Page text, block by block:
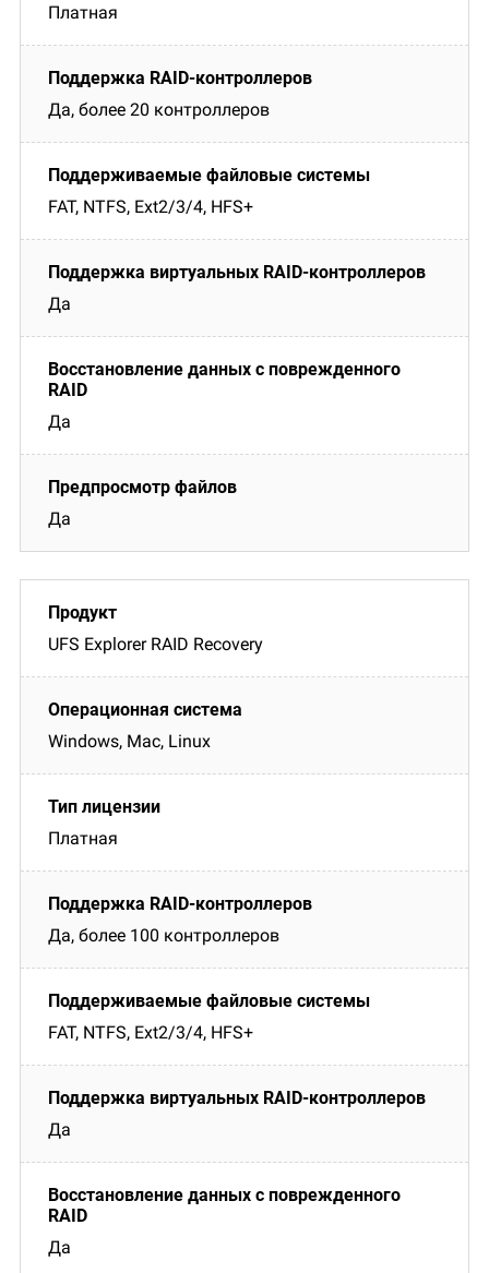
Платная
Да, более 20 контроллеров
FAT, NTFS, Ext2/3/4, HFS+
Да
Да
Да
UFS Explorer RAID Recovery
Windows, Mac, Linux
Платная
Да, более 100 контроллеров
FAT, NTFS, Ext2/3/4, HFS+
Да
Да